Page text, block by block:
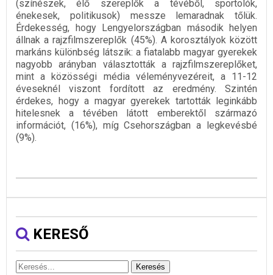
(színészek, élő szereplők a tévéből, sportolók,
énekesek, politikusok) messze lemaradnak tőlük.
Érdekesség, hogy Lengyelországban második helyen
állnak a rajzfilmszereplők (45%). A korosztályok között
markáns különbség látszik: a fiatalabb magyar gyerekek
nagyobb arányban választották a rajzfilmszereplőket,
mint a közösségi média véleményvezéreit, a 11-12
éveseknél viszont fordított az eredmény. Szintén
érdekes, hogy a magyar gyerekek tartották leginkább
hitelesnek a tévében látott emberektől származó
információt, (16%), míg Csehországban a legkevésbé
(9%).
KERESŐ
Keresés